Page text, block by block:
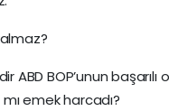
ABD BOP’unun başarılı
emek harcadı?